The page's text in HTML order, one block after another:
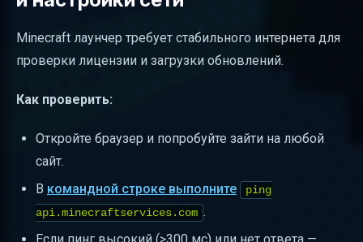
Minecraft лаунчер требует стабильного интернета для
проверки лицензии и загрузки обновлений.
Как проверить:
Откройте браузер и попробуйте зайти на любой
сайт.
В командной строке выполните
ping
api.minecraftservices.com .